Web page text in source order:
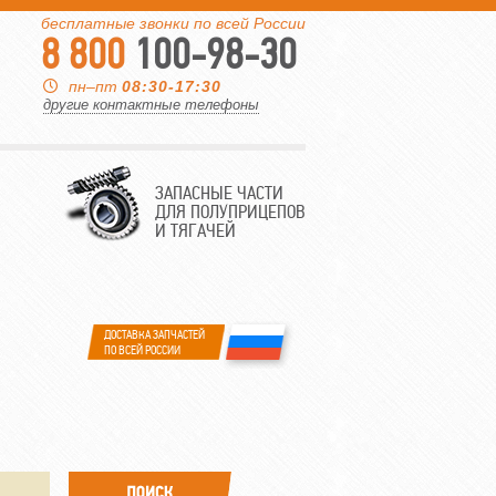
бесплатные звонки по всей России
8 800 100-98-30
пн–пт 08:30-17:30
другие контактные телефоны
ЗАПАСНЫЕ ЧАСТИ
ДЛЯ ПОЛУПРИЦЕПОВ
И ТЯГАЧЕЙ
ДОСТАВКА ЗАПЧАСТЕЙ
ПО ВСЕЙ РОССИИ